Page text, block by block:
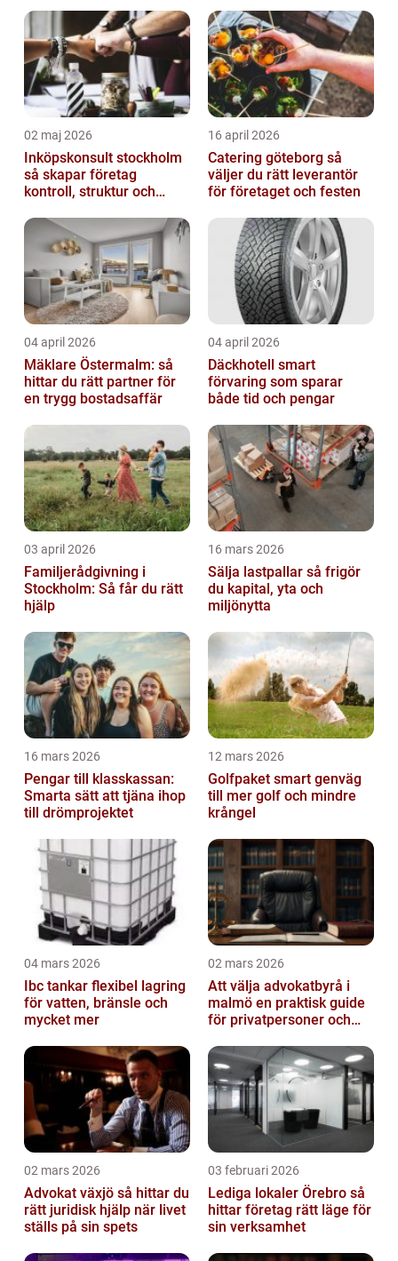
02 maj 2026
Inköpskonsult stockholm
så skapar företag
kontroll, struktur och
16 april 2026
Catering göteborg så
väljer du rätt leverantör
för företaget och festen
04 april 2026
Mäklare Östermalm: så
hittar du rätt partner för
en trygg bostadsaffär
04 april 2026
Däckhotell smart
förvaring som sparar
både tid och pengar
03 april 2026
Familjerådgivning i
Stockholm: Så får du rätt
hjälp
16 mars 2026
Sälja lastpallar så frigör
du kapital, yta och
miljönytta
16 mars 2026
Pengar till klasskassan:
Smarta sätt att tjäna ihop
till drömprojektet
12 mars 2026
Golfpaket smart genväg
till mer golf och mindre
krångel
04 mars 2026
Ibc tankar flexibel lagring
för vatten, bränsle och
mycket mer
02 mars 2026
Att välja advokatbyrå i
malmö en praktisk guide
för privatpersoner och
02 mars 2026
Advokat växjö så hittar du
rätt juridisk hjälp när livet
ställs på sin spets
03 februari 2026
Lediga lokaler Örebro så
hittar företag rätt läge för
sin verksamhet